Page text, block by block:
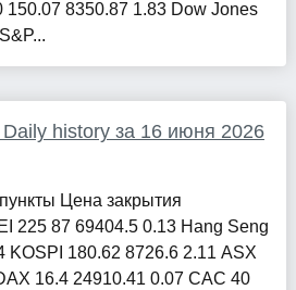
150.07 8350.87 1.83 Dow Jones
history за 16 июня 2026
Цена закрытия
225 87 69404.5 0.13 Hang Seng
KOSPI 180.62 8726.6 2.11 ASX
16.4 24910.41 0.07 CAC 40